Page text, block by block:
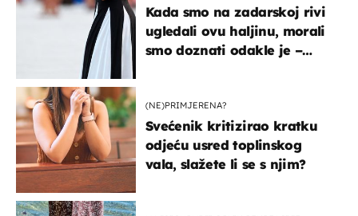
Kada smo na zadarskoj rivi
ugledali ovu haljinu, morali
smo doznati odakle je –
(NE)PRIMJERENA?
Svećenik kritizirao kratku
odjeću usred toplinskog
vala, slažete li se s njim?